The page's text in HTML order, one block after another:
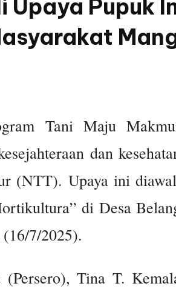
Pupuk
Tani Maju
dan
(NTT). Upaya ini
di Desa
7/2025).
Tina T.